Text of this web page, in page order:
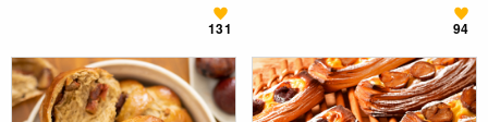
131 94